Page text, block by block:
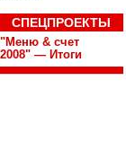
СПЕЦПРОЕКТЫ
"Меню & счет
2008" — Итоги